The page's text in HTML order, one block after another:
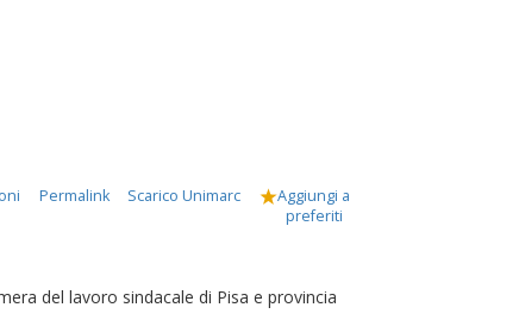
Permalink Scarico Unimarc
Aggiungi a
preferiti
del lavoro sindacale di Pisa e provincia